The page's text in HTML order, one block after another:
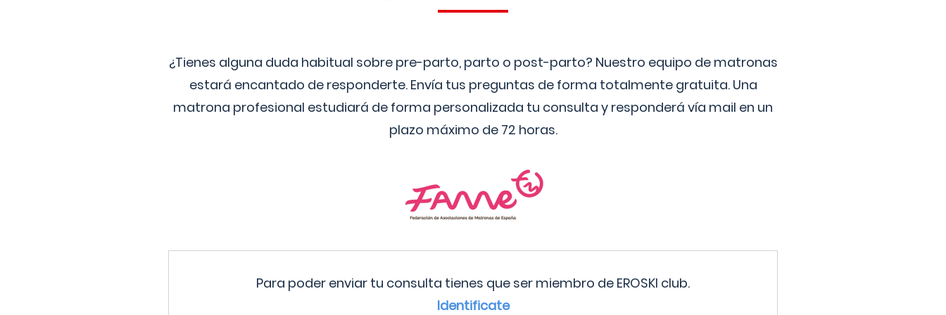
¿Tienes alguna duda habitual sobre pre-parto, parto o post-parto? Nuestro equipo de matronas
estará encantado de responderte. Envía tus preguntas de forma totalmente gratuita. Una
matrona profesional estudiará de forma personalizada tu consulta y responderá vía mail en un
plazo máximo de 72 horas.
Para poder enviar tu consulta tienes que ser miembro de EROSKI club.
Identificate